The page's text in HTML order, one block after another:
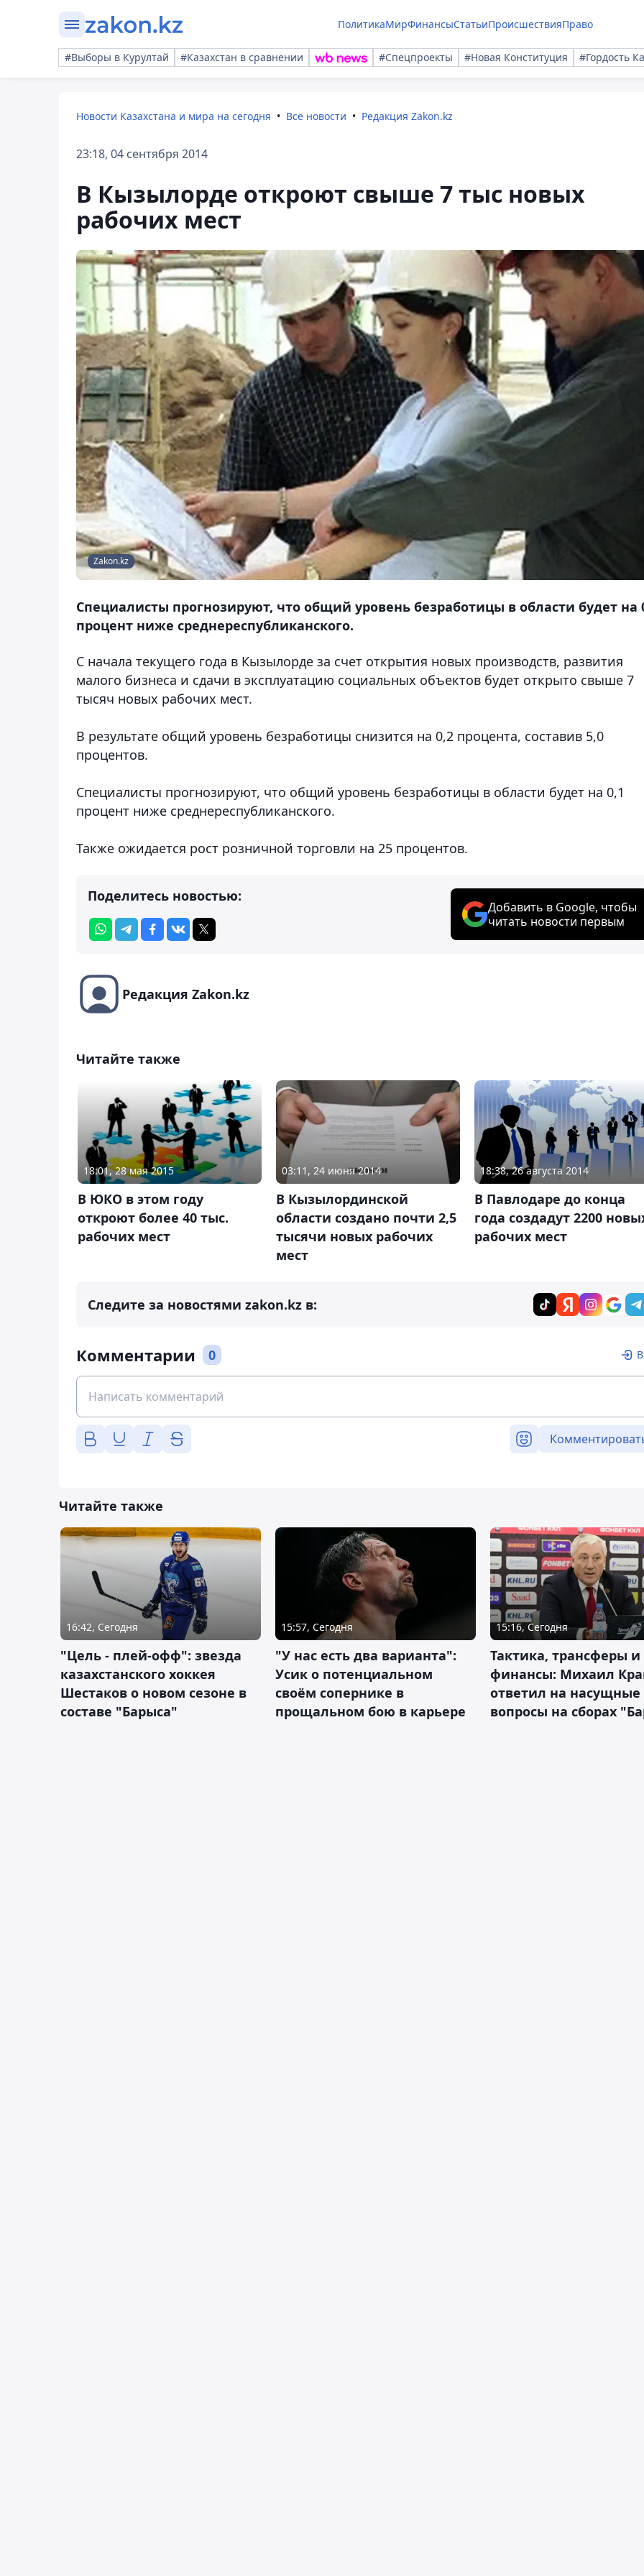
ПолитикаМирФинансыСтатьиПроисшествияПраво
#Выборы в Курултай #Казахстан в сравнении #Спецпроекты #Новая Конституция #Гордость
Новости Казахстана и мира на сегодня Все новости Редакция Zakon.kz
23:18, 04 сентября 2014
В Кызылорде откроют свыше 7 тыс новых
рабочих мест
Zakon.kz
Специалисты прогнозируют, что общий уровень безработицы в области будет на
процент ниже среднереспубликанского.
С начала текущего года в Кызылорде за счет открытия новых производств, развития
малого бизнеса и сдачи в эксплуатацию социальных объектов будет открыто свыше 7
тысяч новых рабочих мест.
В результате общий уровень безработицы снизится на 0,2 процента, составив 5,0
процентов.
Специалисты прогнозируют, что общий уровень безработицы в области будет на 0,1
процент ниже среднереспубликанского.
Также ожидается рост розничной торговли на 25 процентов.
Поделитесь новостью:
Добавить в Google, чтобы
читать новости первым
Редакция Zakon.kz
Читайте также
18:01, 28 мая 2015
В ЮКО в этом году
откроют более 40 тыс.
рабочих мест
03:11, 24 июня 2014
В Кызылординской
области создано почти 2,5
тысячи новых рабочих
мест
18:38, 26 августа 2014
В Павлодаре до конца
года создадут 2200
рабочих мест
Следите за новостями zakon.kz в:
Комментарии 0
Читайте также
16:42, Сегодня
"Цель - плей-офф": звезда
казахстанского хоккея
Шестаков о новом сезоне в
составе "Барыса"
15:57, Сегодня
"У нас есть два варианта":
Усик о потенциальном
своём сопернике в
прощальном бою в карьере
15:16, Сегодня
Тактика, трансферы и
финансы: Михаил
ответил на насущные
вопросы на сборах